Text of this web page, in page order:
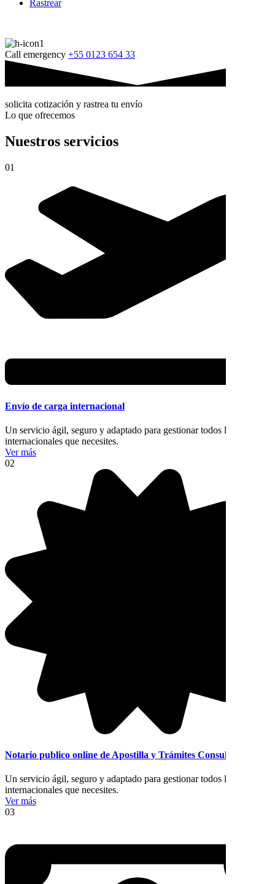
Rastrear
Call emergency +55 0123 654 33
solicita cotización y rastrea tu envío
Lo que ofrecemos
Nuestros servicios
01
Envío de carga internacional
Un servicio ágil, seguro y adaptado para gestionar todos los trámites
internacionales que necesites.
Ver más
02
Notario publico online de Apostilla y Trámites Consulares
Un servicio ágil, seguro y adaptado para gestionar todos los trámites
internacionales que necesites.
Ver más
03